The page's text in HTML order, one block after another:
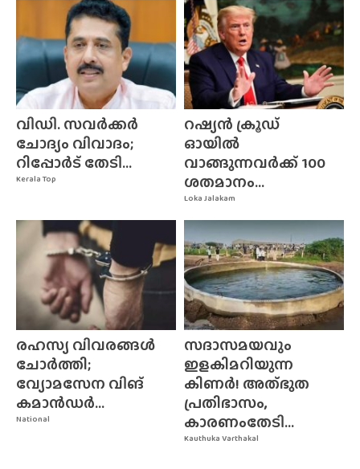
Kerala Top
വിഡി. സവർക്കർ
ചോദ്യം വിവാദം;
റിപ്പോർട് തേടി...
Loka Jalakam
റഷ്യൻ ക്രൂഡ്
ഓയിൽ
വാങ്ങുന്നവർക്ക് 100
ശതമാനം...
National
രഹസ്യ വിവരങ്ങൾ
ചോർത്തി;
വ്യോമസേന വിങ്‌
കമാൻഡർ...
Kauthuka Varthakal
സദാസമയവും
ഇളകിമറിയുന്ന
കിണർ! അത്‌ഭുത
പ്രതിഭാസം,
കാരണംതേടി...